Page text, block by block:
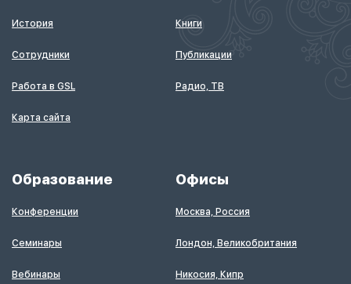
История
Сотрудники
Работа в GSL
Карта сайта
Книги
Публикации
Радио, ТВ
Образование
Конференции
Семинары
Вебинары
Офисы
Москва, Россия
Лондон, Великобритания
Никосия, Кипр